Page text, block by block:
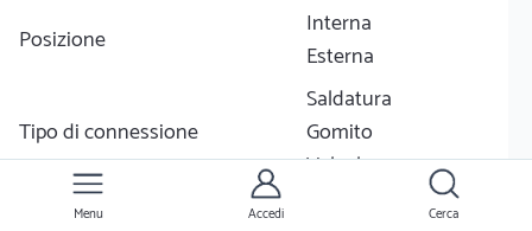
Posizione
Interna
Esterna
Tipo di connessione
Saldatura
Gomito
Valvola
Menu Accedi Cerca